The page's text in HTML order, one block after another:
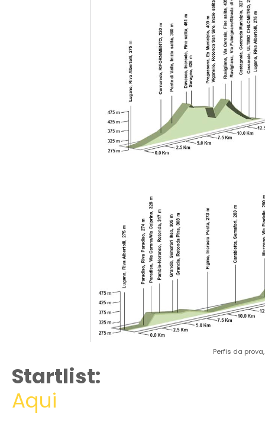
Perfis da
Startlist:
Aqui